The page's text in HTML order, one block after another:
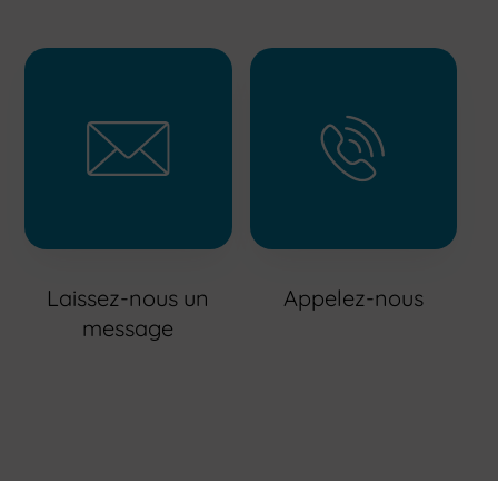
Laissez-nous un
message
Appelez-nous